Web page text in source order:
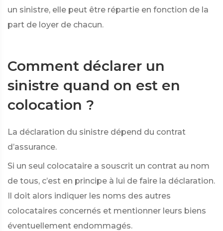
un sinistre, elle peut être répartie en fonction de la
part de loyer de chacun.
Comment déclarer un
sinistre quand on est en
colocation ?
La déclaration du sinistre dépend du contrat
d’assurance.
Si un seul colocataire a souscrit un contrat au nom
de tous, c’est en principe à lui de faire la déclaration.
Il doit alors indiquer les noms des autres
colocataires concernés et mentionner leurs biens
éventuellement endommagés.